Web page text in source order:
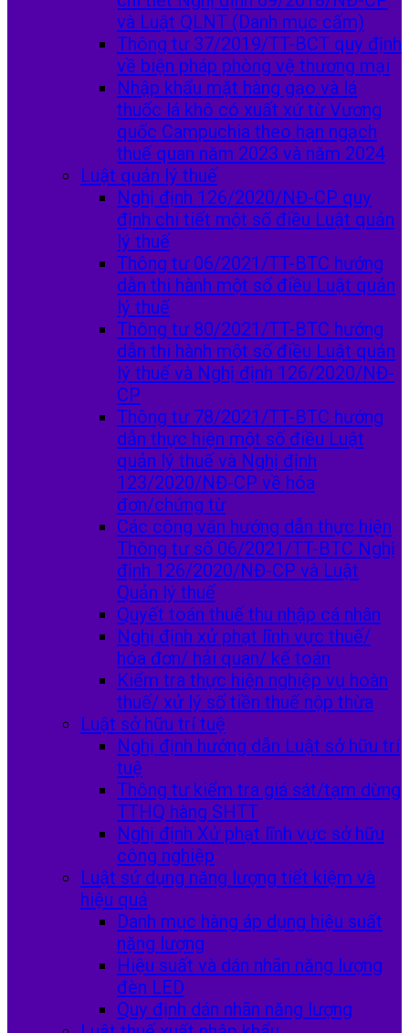
và Luật QLNT (Danh mục cấm)
Thông tư 37/2019/TT-BCT quy định
về biện pháp phòng vệ thương mại
Nhập khẩu mặt hàng gạo và lá
thuốc lá khô có xuất xứ từ Vương
quốc Campuchia theo hạn ngạch
thuế quan năm 2023 và năm 2024
Luật quản lý thuế
Nghị định 126/2020/NĐ-CP quy
định chi tiết một số điều Luật quản
lý thuế
Thông tư 06/2021/TT-BTC hướng
dẫn thi hành một số điều Luật quản
lý thuế
Thông tư 80/2021/TT-BTC hướng
dẫn thi hành một số điều Luật quản
lý thuế và Nghị định 126/2020/NĐ-
CP
Thông tư 78/2021/TT-BTC hướng
dẫn thực hiện một số điều Luật
quản lý thuế và Nghị định
123/2020/NĐ-CP về hóa
đơn/chứng từ
Các công văn hướng dẫn thực hiện
Thông tư số 06/2021/TT-BTC Nghị
định 126/2020/NĐ-CP và Luật
Quản lý thuế
Quyết toán thuế thu nhập cá nhân
Nghị định xử phạt lĩnh vực thuế/
hóa đơn/ hải quan/ kế toán
Kiểm tra thực hiện nghiệp vụ hoàn
thuế/ xử lý số tiền thuế nộp thừa
Luật sở hữu trí tuệ
Nghị định hướng dẫn Luật sở hữu trí
tuệ
Thông tư kiểm tra giá sát/tạm dừng
TTHQ hàng SHTT
Nghị định Xử phạt lĩnh vực sở hữu
công nghiệp
Luật sử dụng năng lượng tiết kiệm và
hiệu quả
Danh mục hàng áp dụng hiệu suất
nặng lượng
Hiệu suất và dán nhãn năng lượng
đèn LED
Quy định dán nhãn năng lượng